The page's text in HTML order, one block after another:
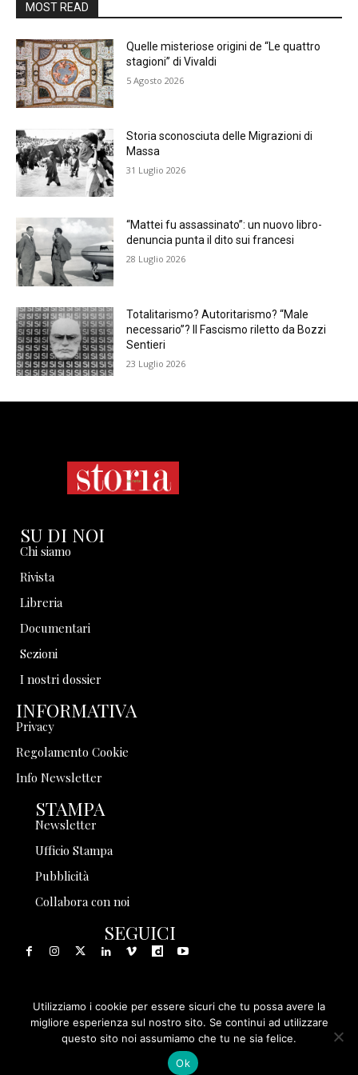
MOST READ
Quelle misteriose origini de “Le quattro
stagioni” di Vivaldi
5 Agosto 2026
Storia sconosciuta delle Migrazioni di
Massa
31 Luglio 2026
“Mattei fu assassinato”: un nuovo libro-
denuncia punta il dito sui francesi
28 Luglio 2026
Totalitarismo? Autoritarismo? “Male
necessario”? Il Fascismo riletto da Bozzi
Sentieri
23 Luglio 2026
SU DI NOI
Chi siamo
Rivista
Libreria
Documentari
Sezioni
I nostri dossier
INFORMATIVA
Privacy
Regolamento Cookie
Info Newsletter
STAMPA
Newsletter
Ufficio Stampa
Pubblicità
Collabora con noi
SEGUICI
© 1999 - 2025 Storia in Rete Srl - Tutti i diritti riservati - P.
IVA 08570971005
Utilizziamo i cookie per essere sicuri che tu possa avere la
migliore esperienza sul nostro sito. Se continui ad utilizzare
questo sito noi assumiamo che tu ne sia felice.
Ok